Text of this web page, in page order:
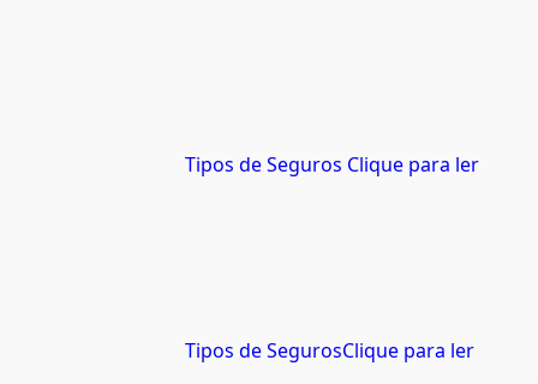
Tipos de Seguros Clique para ler
Tipos de SegurosClique para ler